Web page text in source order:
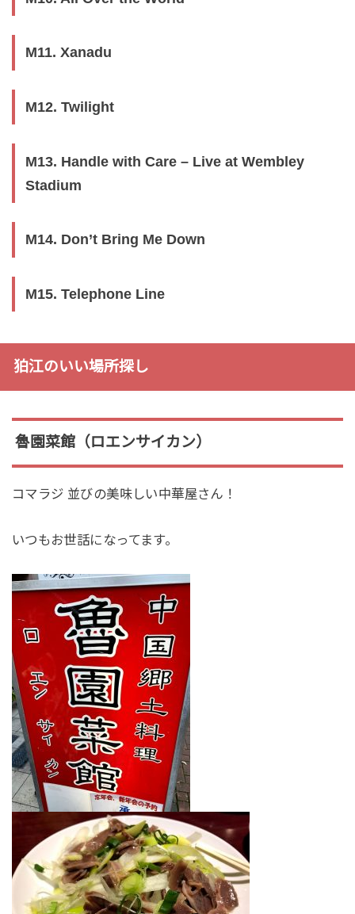
M11. Xanadu
M12. Twilight
M13. Handle with Care – Live at Wembley
Stadium
M14. Don’t Bring Me Down
M15. Telephone Line
狛江のいい場所探し
魯園菜館（ロエンサイカン）
コマラジ 並びの美味しい中華屋さん！
いつもお世話になってます。